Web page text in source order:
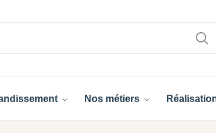
Nos métiers